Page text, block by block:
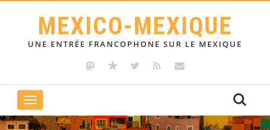
MEXICO-MEXIQUE
UNE ENTRÉE FRANCOPHONE SUR LE MEXIQUE
Toggle
navigation